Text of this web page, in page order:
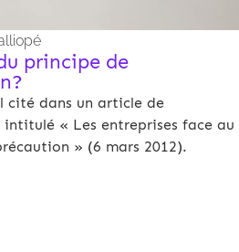
principe de
cité dans un article de
« Les entreprises face au
» (6 mars 2012).